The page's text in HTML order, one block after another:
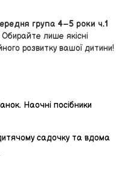
група 4–5 роки ч.1
Обирайте лише якісні
розвитку вашої дитини!
Наочні посібники
садочку та вдома